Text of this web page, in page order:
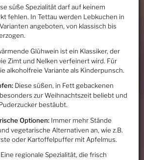
süße Spezialität darf auf keinem
fehlen. In Tettau werden Lebkuchen in
angeboten, von klassisch bis
Glühwein ist ein Klassiker, der
Zimt und Nelken verfeinert wird. Für
alkoholfreie Variante als Kinderpunsch.
Diese süßen, in Fett gebackenen
zur Weihnachtszeit beliebt und
bestäubt.
Optionen:Immer mehr Stände
vegetarische Alternativen an, wie z.B.
oder Kartoffelpuffer mit Apfelmus.
regionale Spezialität, die frisch